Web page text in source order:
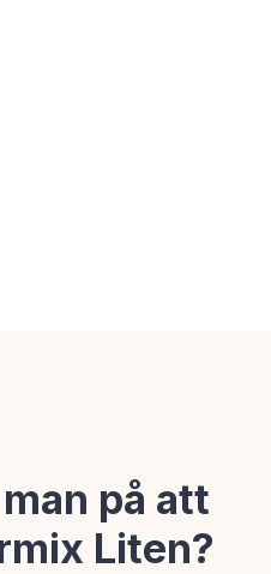
på att
Liten?